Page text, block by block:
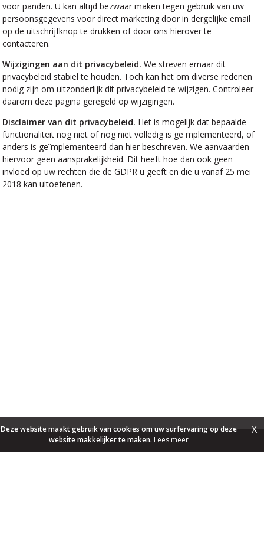
Deze website maakt gebruik van cookies om uw surfervaring op deze
website makkelijker te maken. Lees meer
X
voor panden. U kan altijd bezwaar maken tegen gebruik van uw
persoonsgegevens voor direct marketing door in dergelijke email
op de uitschrijfknop te drukken of door ons hierover te
contacteren.
Wijzigingen aan dit privacybeleid. We streven ernaar dit
privacybeleid stabiel te houden. Toch kan het om diverse redenen
nodig zijn om uitzonderlijk dit privacybeleid te wijzigen. Controleer
daarom deze pagina geregeld op wijzigingen.
Disclaimer van dit privacybeleid. Het is mogelijk dat bepaalde
functionaliteit nog niet of nog niet volledig is geïmplementeerd, of
anders is geïmplementeerd dan hier beschreven. We aanvaarden
hiervoor geen aansprakelijkheid. Dit heeft hoe dan ook geen
invloed op uw rechten die de GDPR u geeft en die u vanaf 25 mei
2018 kan uitoefenen.